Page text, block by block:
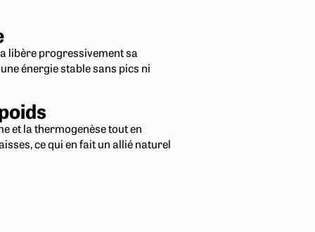
libère progressivement sa
énergie stable sans pics ni
et la thermogenèse tout en
ce qui en fait un allié naturel